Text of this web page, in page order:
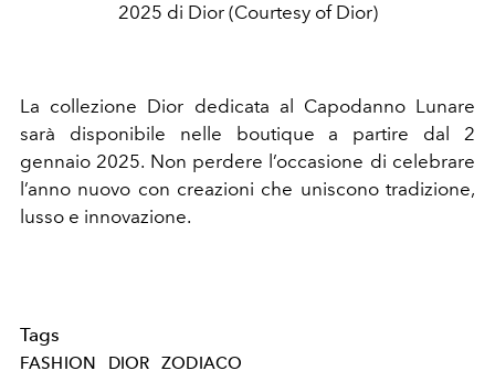
2025 di Dior (Courtesy of Dior)
La collezione Dior dedicata al Capodanno Lunare
sarà disponibile nelle boutique a partire dal 2
gennaio 2025. Non perdere l’occasione di celebrare
l’anno nuovo con creazioni che uniscono tradizione,
lusso e innovazione.
Tags
FASHION DIOR ZODIACO